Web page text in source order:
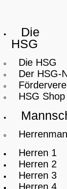
Die
HSG
Die HSG
Der HSG-
HSG Shop
Herren 1
Herren 2
Herren 3
Herren 4